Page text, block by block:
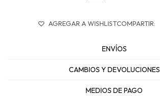
ENVÍOS
CAMBIOS Y DEVOLUCIONES
MEDIOS DE PAGO